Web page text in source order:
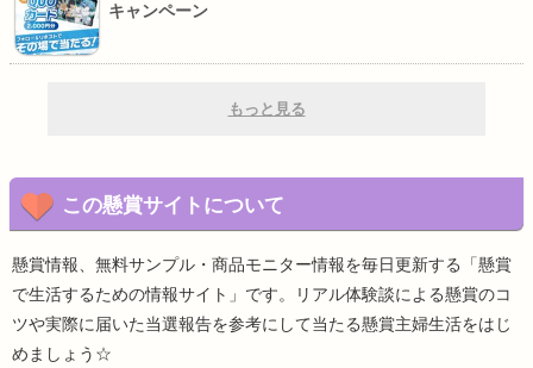
キャンペーン
もっと見る
この懸賞サイトについて
懸賞情報、無料サンプル・商品モニター情報を毎日更新する「懸賞
で生活するための情報サイト」です。リアル体験談による懸賞のコ
ツや実際に届いた当選報告を参考にして当たる懸賞主婦生活をはじ
めましょう☆